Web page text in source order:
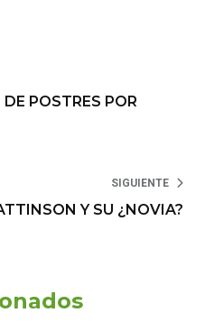
DE POSTRES POR
SIGUIENTE
Y SU ¿NOVIA?